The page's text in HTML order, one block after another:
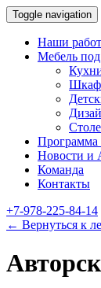
Toggle navigation
Наши
Мебель под
Программа
Новости и
Команда
Контакты
+7-978-225-84-14
← Вернуться к